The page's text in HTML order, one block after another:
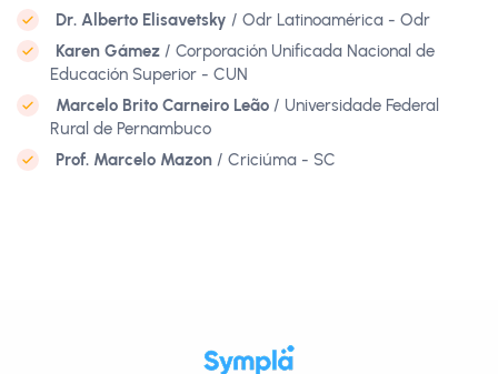
Dr. Alberto Elisavetsky / Odr Latinoamérica - Odr
Karen Gámez / Corporación Unificada Nacional de
Educación Superior - CUN
Marcelo Brito Carneiro Leão / Universidade Federal
Rural de Pernambuco
Prof. Marcelo Mazon / Criciúma - SC